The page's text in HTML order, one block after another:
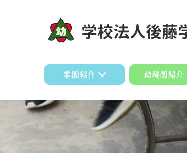
学園紹介 幼稚園紹介